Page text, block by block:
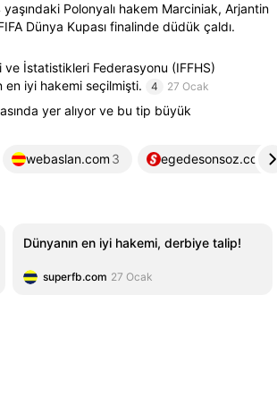
Polonyalı hakem Marciniak, Arjantin
Dünya Kupası finalinde düdük çaldı.
İstatistikleri Federasyonu (IFFHS)
en iyi hakemi seçilmişti.
4 27 Ocak
yer alıyor ve bu tip büyük
webaslan.com 3 egedesonsoz.com 4
Dünyanın en iyi hakemi, derbiye talip!
superfb.com 27 Ocak